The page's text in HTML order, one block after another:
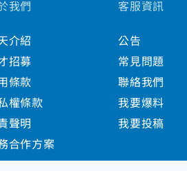
我們
介紹
招募
條款
權條款
聲明
合作方案
客服資訊
公告
常見問題
聯絡我們
我要爆料
我要投稿